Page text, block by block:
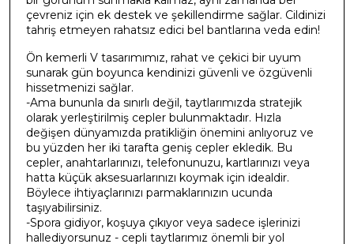
çevreniz için ek destek ve şekillendirme sağlar. Cildinizi
tahriş etmeyen rahatsız edici bel bantlarına veda edin!
Ön kemerli V tasarımımız, rahat ve çekici bir uyum
sunarak gün boyunca kendinizi güvenli ve özgüvenli
hissetmenizi sağlar.
-Ama bununla da sınırlı değil, taytlarımızda stratejik
olarak yerleştirilmiş cepler bulunmaktadır. Hızla
değişen dünyamızda pratikliğin önemini anlıyoruz ve
bu yüzden her iki tarafta geniş cepler ekledik. Bu
cepler, anahtarlarınızı, telefonunuzu, kartlarınızı veya
hatta küçük aksesuarlarınızı koymak için idealdir.
Böylece ihtiyaçlarınızı parmaklarınızın ucunda
taşıyabilirsiniz.
-Spora gidiyor, koşuya çıkıyor veya sadece işlerinizi
hallediyorsunuz - cepli taytlarımız önemli bir yol